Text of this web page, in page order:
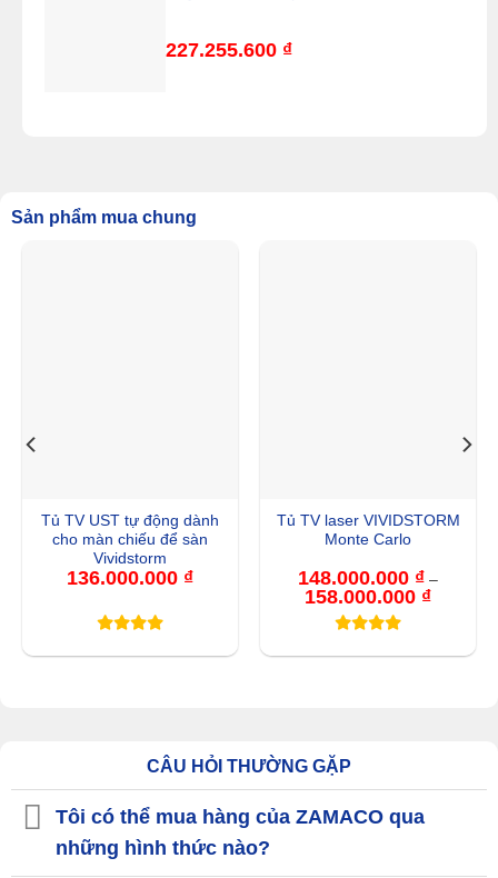
227.255.600 ₫
Sản phẩm mua chung
Tủ TV UST tự động dành
cho màn chiếu để sàn
Vividstorm
136.000.000 ₫
Tủ TV laser VIVIDSTORM
Monte Carlo
148.000.000 ₫ –
158.000.000 ₫Khoảng
đến
CÂU HỎI THƯỜNG GẶP
Tôi có thể mua hàng của ZAMACO qua
những hình thức nào?